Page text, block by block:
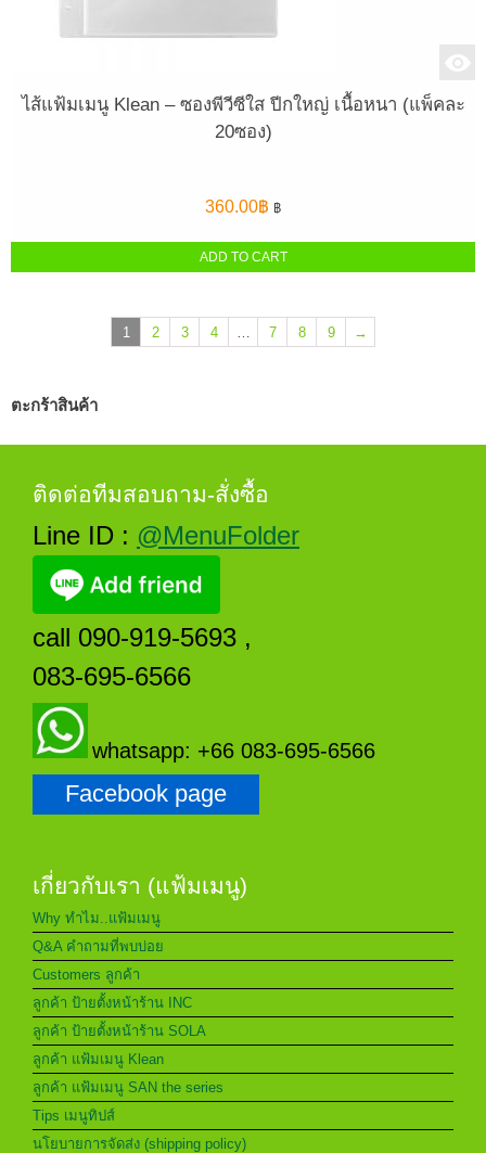
ไส้แฟ้มเมนู Klean – ซองพีวีซีใส ปีกใหญ่ เนื้อหนา (แพ็คละ
20ซอง)
360.00฿ ฿
ADD TO CART
1 2 3 4 7 8 9 →
ตะกร้าสินค้า
ติดต่อทีมสอบถาม-สั่งซื้อ
Line ID : @MenuFolder
call 090-919-5693 ,
083-695-6566
whatsapp: +66 083-695-6566
Facebook page
เกี่ยวกับเรา (แฟ้มเมนู)
Why ทำไม..แฟ้มเมนู
Q&A คำถามที่พบบ่อย
Customers ลูกค้า
ลูกค้า ป้ายตั้งหน้าร้าน INC
ลูกค้า ป้ายตั้งหน้าร้าน SOLA
ลูกค้า แฟ้มเมนู Klean
ลูกค้า แฟ้มเมนู SAN the series
Tips เมนูทิปส์
นโยบายการจัดส่ง (shipping policy)